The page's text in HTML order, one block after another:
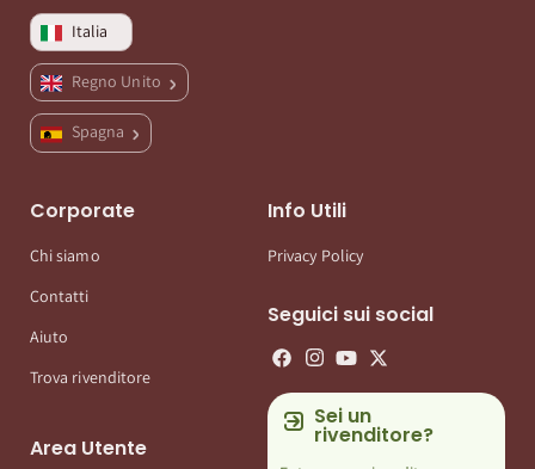
Italia
Regno Unito
Spagna
Corporate
Chi siamo
Contatti
Aiuto
Trova rivenditore
Area Utente
Info Utili
Privacy Policy
Seguici sui social
Sei un
rivenditore?